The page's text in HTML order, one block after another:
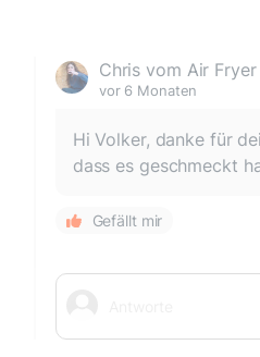
Chris vom Air
vor 6 Monaten
Hi Volker, danke für
dass es geschmeckt
Gefällt mir